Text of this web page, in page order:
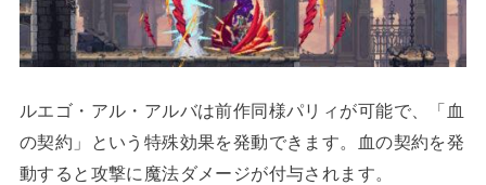
ルエゴ・アル・アルバは前作同様パリィが可能で、「血
の契約」という特殊効果を発動できます。血の契約を発
動すると攻撃に魔法ダメージが付与されます。